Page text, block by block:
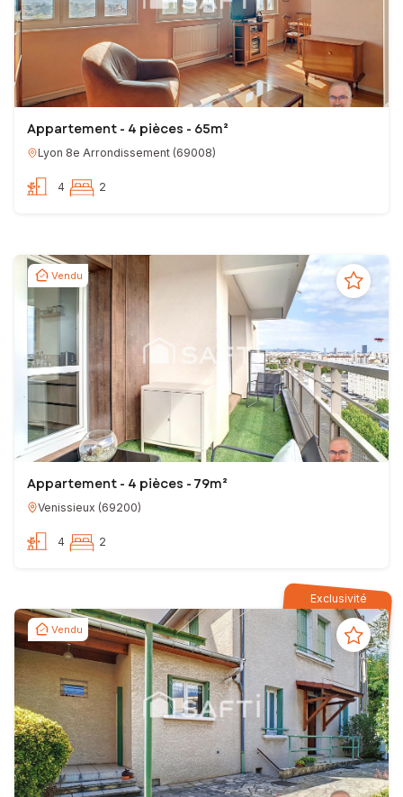
Appartement - 4 pièces - 65m²
Lyon 8e Arrondissement (69008)
4 2
Vendu
Appartement - 4 pièces - 79m²
Venissieux (69200)
4 2
Exclusivité
Vendu